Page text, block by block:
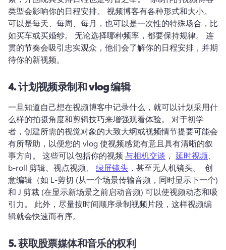
类型会影响你的日程安排。
可以是每天、每周、每月，也可以是一次性的特殊场合，比
如买车或买婚纱。 无论选择哪种频率，都要保持规律。 连
贯的节奏会吸引忠实观众，他们会了解你的日程安排，并期
待你的新视频。
4.计划视频录制和 vlog 编辑
一旦知道自己想在视频博客中记录什么，就可以计划采用什
么样的拍摄角度和剪辑技巧来增强观看体验。 对于初学
者，创建所需的视觉对象的大致大纲或视频情节提要可能会
有所帮助，以便您的 vlog 使视频感觉有意且具有清晰的叙
事方向。 这些可以包括你的视频 与相机交谈 ， 延时视频
b-roll 剪辑、视点视频、 绿屏镜头 ，甚至无人机镜头。
创
意编辑（如 L-剪切 (从一个场景传输音频，同时显示下一个)
和 J 剪裁 (在显示新场景之前启动音频) 可以使视频动态和吸
引力。 此外，尽量按时间顺序录制视频片段，这样视频编
辑就会快速而有序。
5.获取股票媒体和音乐的权利